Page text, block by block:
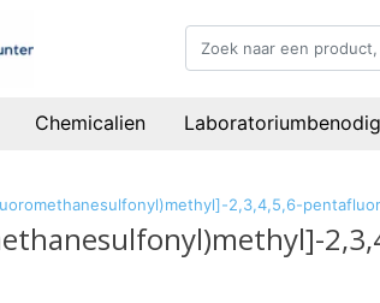
Chemicalien
2,3,4,5,6-